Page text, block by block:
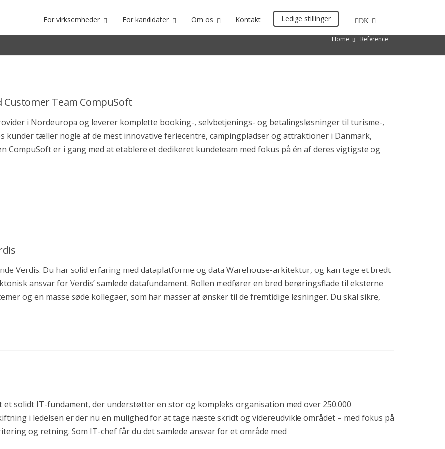
For virksomheder For kandidater Om os Kontakt Ledige stillinger DK
Home Reference
Customer Team CompuSoft
i Nordeuropa og leverer komplette booking-, selvbetjenings- og betalingsløsninger til turisme-,
kunder tæller nogle af de mest innovative feriecentre, campingpladser og attraktioner i Danmark,
CompuSoft er i gang med at etablere et dedikeret kundeteam med fokus på én af deres vigtigste og
Verdis. Du har solid erfaring med dataplatforme og data Warehouse-arkitektur, og kan tage et bredt
ansvar for Verdis’ samlede datafundament. Rollen medfører en bred berøringsflade til eksterne
og en masse søde kollegaer, som har masser af ønsker til de fremtidige løsninger. Du skal sikre,
solidt IT-fundament, der understøtter en stor og kompleks organisation med over 250.000
i ledelsen er der nu en mulighed for at tage næste skridt og videreudvikle området – med fokus på
og retning. Som IT-chef får du det samlede ansvar for et område med